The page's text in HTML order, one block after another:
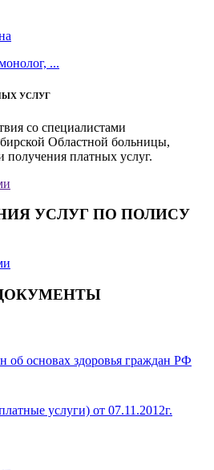
...
УСЛУГ
со специалистами
Областной больницы,
получения платных услуг.
УСЛУГ ПО ПОЛИСУ
об основах здоровья граждан РФ
услуги) от 07.11.2012г.